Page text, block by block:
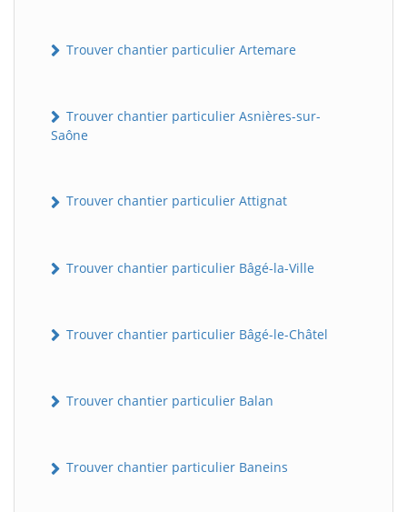
Trouver chantier particulier Artemare
Trouver chantier particulier Asnières-sur-
Saône
Trouver chantier particulier Attignat
Trouver chantier particulier Bâgé-la-Ville
Trouver chantier particulier Bâgé-le-Châtel
Trouver chantier particulier Balan
Trouver chantier particulier Baneins